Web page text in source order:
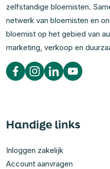
zelfstandige bloemisten.
netwerk van bloemisten en
bloemist op het gebied van
marketing, verkoop en
Handige links
Inloggen zakelijk
Account aanvragen